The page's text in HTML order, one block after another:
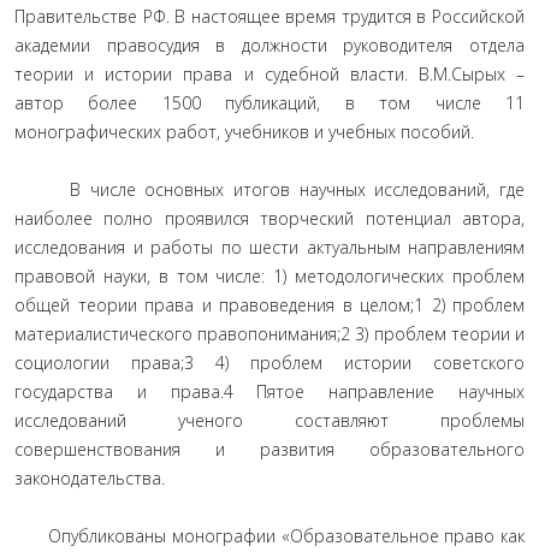
Правительстве РФ. В настоящее время трудится в Российской
академии правосудия в должности руководителя отдела
теории и истории права и судебной власти. В.М.Сырых –
автор более 1500 публикаций, в том числе 11
монографических работ, учебников и учебных пособий.
В числе основных итогов научных исследований, где
наиболее полно проявился творческий потенциал автора,
исследования и работы по шести актуальным направлениям
правовой науки, в том числе: 1) методологических проблем
общей теории права и правоведения в целом;1 2) проблем
материалистического правопонимания;2 3) проблем теории и
социологии права;3 4) проблем истории советского
государства и права.4 Пятое направление научных
исследований ученого составляют проблемы
совершенствования и развития образовательного
законодательства.
Опубликованы монографии «Образовательное право как